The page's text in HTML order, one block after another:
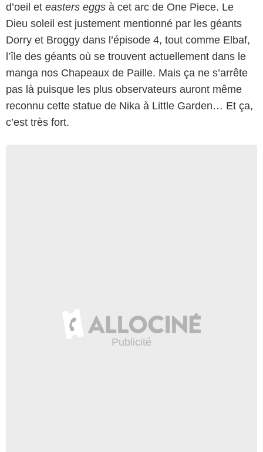
d’oeil et easters eggs à cet arc de One Piece. Le
Dieu soleil est justement mentionné par les géants
Dorry et Broggy dans l’épisode 4, tout comme Elbaf,
l’île des géants où se trouvent actuellement dans le
manga nos Chapeaux de Paille. Mais ça ne s’arrête
pas là puisque les plus observateurs auront même
reconnu cette statue de Nika à Little Garden… Et ça,
c’est très fort.